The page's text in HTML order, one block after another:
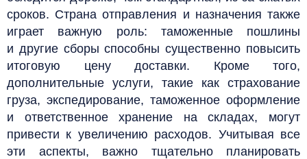
сроков. Страна отправления и назначения также
играет важную роль: таможенные пошлины
и другие сборы способны существенно повысить
итоговую цену доставки. Кроме того,
дополнительные услуги, такие как страхование
груза, экспедирование, таможенное оформление
и ответственное хранение на складах, могут
привести к увеличению расходов. Учитывая все
эти аспекты, важно тщательно планировать